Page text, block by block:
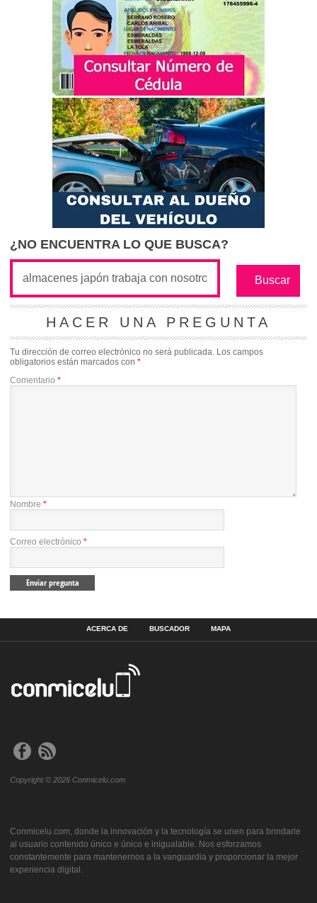
¿NO ENCUENTRA LO QUE BUSCA?
HACER UNA PREGUNTA
Tu dirección de correo electrónico no será publicada. Los campos
obligatorios están marcados con *
Comentario *
Nombre *
Correo electrónico *
ACERCA DE BUSCADOR MAPA
Copyright © 2026 Conmicelu.com
Conmicelu.com, donde la innovación y la tecnología se unen para brindarle
al usuario contenido único e único e inigualable. Nos esforzamos
constantemente para mantenernos a la vanguardia y proporcionar la mejor
experiencia digital.